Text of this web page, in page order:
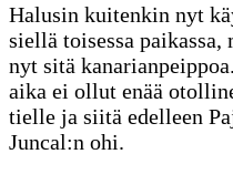
Halusin kuitenkin nyt
siellä toisessa
nyt sitä
aika ei ollut enää
tielle ja siitä edelleen
Juncal:n ohi.